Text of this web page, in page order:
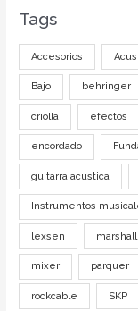
Tags
Accesorios
Bajo behringer
criolla efectos
encordado
guitarra acustica
Instrumentos
lexsen marshall
mixer parquer
rockcable SKP